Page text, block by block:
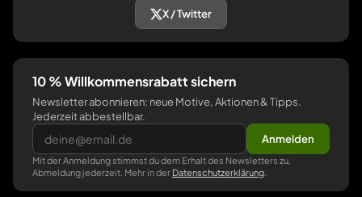
X / Twitter
10 % Willkommensrabatt sichern
Newsletter abonnieren: neue Motive, Aktionen & Tipps.
Jederzeit abbestellbar.
Anmelden
Mit der Anmeldung stimmst du dem Erhalt des Newsletters zu,
Abmeldung jederzeit. Mehr in der Datenschutzerklärung